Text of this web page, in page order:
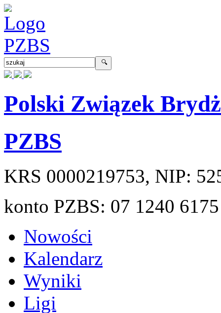
Polski Związek
PZBS
KRS 0000219753, NIP:
konto PZBS: 07 1240
Nowości
Kalendarz
Wyniki
Ligi